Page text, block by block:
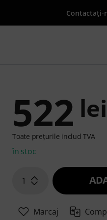
Contactaţi-
căutarea cu termenul
522 lei
Toate prețurile includ TVA
în stoc
1
Marcaj